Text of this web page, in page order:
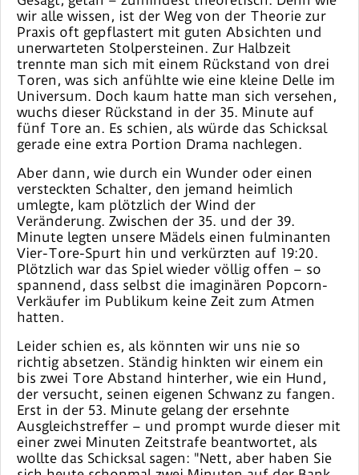
wir alle wissen, ist der Weg von der Theorie zur
Praxis oft gepflastert mit guten Absichten und
unerwarteten Stolpersteinen. Zur Halbzeit
trennte man sich mit einem Rückstand von drei
Toren, was sich anfühlte wie eine kleine Delle im
Universum. Doch kaum hatte man sich versehen,
wuchs dieser Rückstand in der 35. Minute auf
fünf Tore an. Es schien, als würde das Schicksal
gerade eine extra Portion Drama nachlegen.
Aber dann, wie durch ein Wunder oder einen
versteckten Schalter, den jemand heimlich
umlegte, kam plötzlich der Wind der
Veränderung. Zwischen der 35. und der 39.
Minute legten unsere Mädels einen fulminanten
Vier-Tore-Spurt hin und verkürzten auf 19:20.
Plötzlich war das Spiel wieder völlig offen – so
spannend, dass selbst die imaginären Popcorn-
Verkäufer im Publikum keine Zeit zum Atmen
hatten.
Leider schien es, als könnten wir uns nie so
richtig absetzen. Ständig hinkten wir einem ein
bis zwei Tore Abstand hinterher, wie ein Hund,
der versucht, seinen eigenen Schwanz zu fangen.
Erst in der 53. Minute gelang der ersehnte
Ausgleichstreffer – und prompt wurde dieser mit
einer zwei Minuten Zeitstrafe beantwortet, als
wollte das Schicksal sagen: "Nett, aber haben Sie